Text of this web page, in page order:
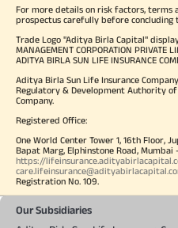
For more details on risk factors, terms
prospectus carefully before concluding
Trade Logo "Aditya Birla Capital"
MANAGEMENT CORPORATION
ADITYA BIRLA SUN LIFE INSURANCE
Aditya Birla Sun Life Insurance
Regulatory & Development Authority of
Company.
Registered Office:
One World Center Tower 1, 16th Floor,
Bapat Marg, Elphinstone Road, Mumbai
https://
Registration No. 109.
Our Subsidiaries